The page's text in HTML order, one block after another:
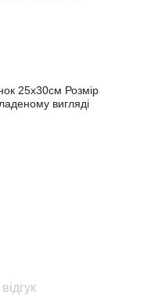
25х30см Розмір
вигляді